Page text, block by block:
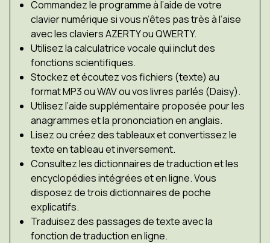
Commandez le programme à l’aide de votre
clavier numérique si vous n’êtes pas très à l’aise
avec les claviers AZERTY ou QWERTY.
Utilisez la calculatrice vocale qui inclut des
fonctions scientifiques.
Stockez et écoutez vos fichiers (texte) au
format MP3 ou WAV ou vos livres parlés (Daisy).
Utilisez l’aide supplémentaire proposée pour les
anagrammes et la prononciation en anglais.
Lisez ou créez des tableaux et convertissez le
texte en tableau et inversement.
Consultez les dictionnaires de traduction et les
encyclopédies intégrées et en ligne. Vous
disposez de trois dictionnaires de poche
explicatifs.
Traduisez des passages de texte avec la
fonction de traduction en ligne.